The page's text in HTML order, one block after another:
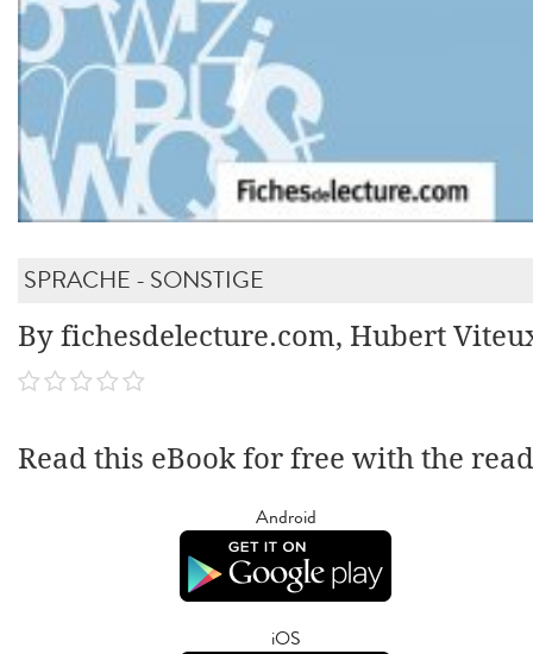
SPRACHE - SONSTIGE
By fichesdelecture.com, Hubert
Read this eBook for free with the
Android
iOS